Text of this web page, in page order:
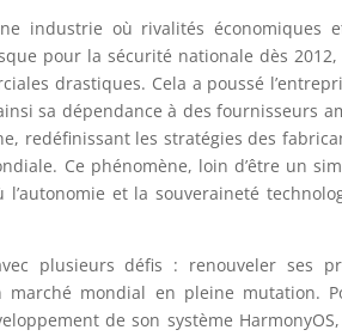
industrie où rivalités économiques
pour la sécurité nationale dès 2012,
drastiques. Cela a poussé
sa dépendance à des fournisseurs
redéfinissant les stratégies des
Ce phénomène, loin d’être un
et la souveraineté
plusieurs défis : renouveler ses
mondial en pleine mutation.
de son système